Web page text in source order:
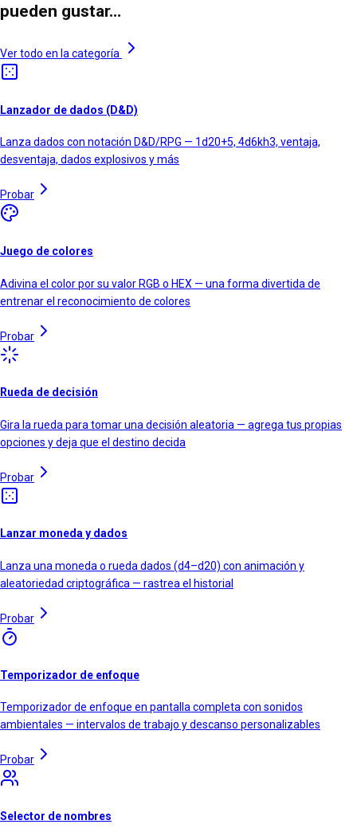
pueden gustar…
Ver todo en la categoría
Lanzador de dados (D&D)
Lanza dados con notación D&D/RPG — 1d20+5, 4d6kh3, ventaja,
desventaja, dados explosivos y más
Probar
Juego de colores
Adivina el color por su valor RGB o HEX — una forma divertida de
entrenar el reconocimiento de colores
Probar
Rueda de decisión
Gira la rueda para tomar una decisión aleatoria — agrega tus propias
opciones y deja que el destino decida
Probar
Lanzar moneda y dados
Lanza una moneda o rueda dados (d4–d20) con animación y
aleatoriedad criptográfica — rastrea el historial
Probar
Temporizador de enfoque
Temporizador de enfoque en pantalla completa con sonidos
ambientales — intervalos de trabajo y descanso personalizables
Probar
Selector de nombres